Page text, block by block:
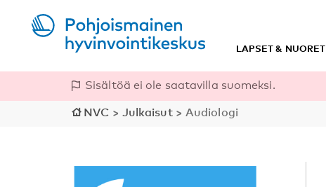
LAPSET & NUORET
Sisältöä ei ole saatavilla suomeksi.
NVC > Julkaisut> Audiologi